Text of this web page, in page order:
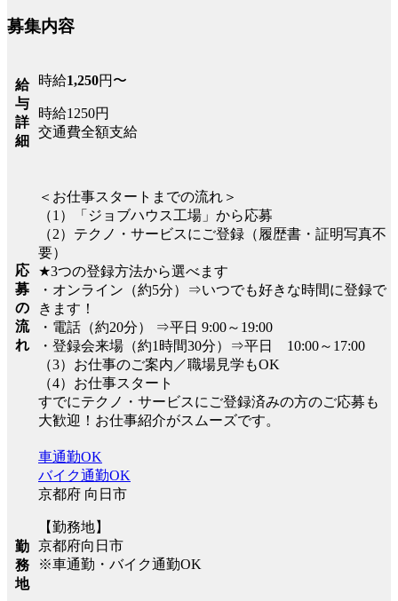
募集内容
給
与
詳
細
時給1,250円〜
時給1250円
交通費全額支給
応
募
の
流
れ
＜お仕事スタートまでの流れ＞
（1）「ジョブハウス工場」から応募
（2）テクノ・サービスにご登録（履歴書・証明写真不
要）
★3つの登録方法から選べます
・オンライン（約5分）⇒いつでも好きな時間に登録で
きます！
・電話（約20分） ⇒平日 9:00～19:00
・登録会来場（約1時間30分）⇒平日 10:00～17:00
（3）お仕事のご案内／職場見学もOK
（4）お仕事スタート
すでにテクノ・サービスにご登録済みの方のご応募も
大歓迎！お仕事紹介がスムーズです。
勤
務
地
車通勤OK
バイク通勤OK
京都府 向日市
【勤務地】
京都府向日市
※車通勤・バイク通勤OK